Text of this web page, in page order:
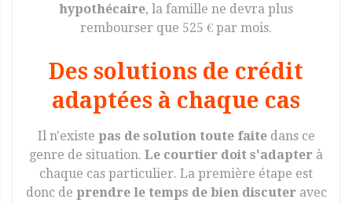
hypothécaire, la famille ne devra plus
rembourser que 525 € par mois.
Des solutions de crédit
adaptées à chaque cas
Il n'existe pas de solution toute faitedans ce
genre de situation. Le courtier doit s'adapter à
chaque cas particulier. La première étape est
donc de prendre le temps de bien discuteravec